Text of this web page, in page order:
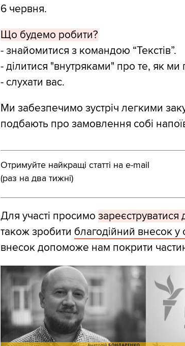
6 червня.
Що будемо робити?
- знайомитися з командою “Текстів”.
- ділитися "внутряками" про те, як ми
- слухати вас.
Ми забезпечимо зустріч легкими
подбають про замовлення собі
Отримуйте найкращі статті на e-mail
(раз на два тижні)
Для участі просимо
також зробити благодійний внесок у
внесок допоможе нам покрити